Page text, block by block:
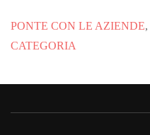
PONTE CON LE AZIENDE,
CATEGORIA